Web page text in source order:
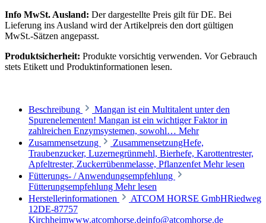
Info MwSt. Ausland: Der dargestellte Preis gilt für DE. Bei
Lieferung ins Ausland wird der Artikelpreis den dort gültigen
MwSt.-Sätzen angepasst.
Produktsicherheit: Produkte vorsichtig verwenden. Vor Gebrauch
stets Etikett und Produktinformationen lesen.
Beschreibung
Mangan ist ein Multitalent unter den
Spurenelementen! Mangan ist ein wichtiger Faktor in
zahlreichen Enzymsystemen, sowohl… Mehr
Zusammensetzung
ZusammensetzungHefe,
Traubenzucker, Luzernegrünmehl, Bierhefe, Karottentrester,
Apfeltrester, Zuckerrübenmelasse, Pflanzenfet Mehr lesen
Fütterungs- / Anwendungsempfehlung
Fütterungsempfehlung Mehr lesen
Herstellerinformationen
ATCOM HORSE GmbHRiedweg
12DE-87757
Kirchheimwww.atcomhorse.deinfo@atcomhorse.de